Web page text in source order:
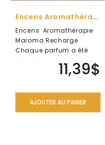
Encens Aromathérapie Maroma RECHARGE
Encens Aromathérapie
Maroma Recharge
Chaque parfum a été
élaboré avec soin grâce
à un mélange se..11,39$
AJOUTER AU PANIER